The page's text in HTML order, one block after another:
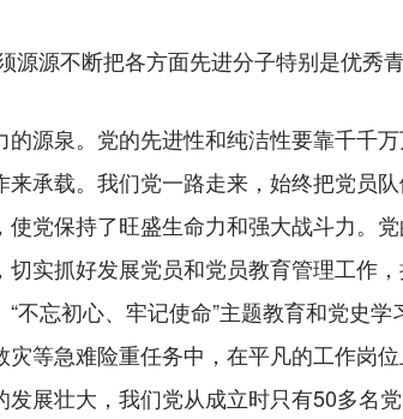
源源不断把各方面先进分子特别是优秀
泉。党的先进性和纯洁性要靠千千万
承载。我们党一路走来，始终把党员
党保持了旺盛生命力和强大战斗力。
实抓好发展党员和党员教育管理工作
不忘初心、牢记使命”主题教育和党史
等急难险重任务中，在平凡的工作岗
展壮大，我们党从成立时只有50多名